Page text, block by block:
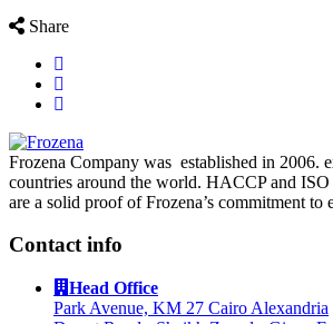
Share
Frozena Company was established in 2006.
countries around the world. HACCP and
are a solid proof of Frozena’s commitment to
Contact info
Head Office
Park Avenue, KM 27 Cairo Alexandria